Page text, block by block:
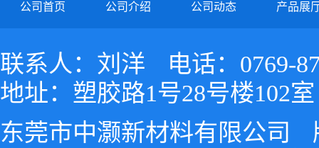
公司首页 公司介绍 公司动态 产品展
联系人：刘洋
电话：0769-
地址：塑胶路1号28号楼102室
东莞市中灏新材料有限公司